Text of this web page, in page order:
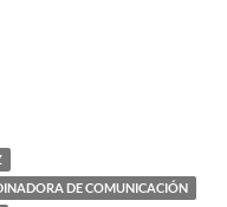
DE COMUNICACIÓN